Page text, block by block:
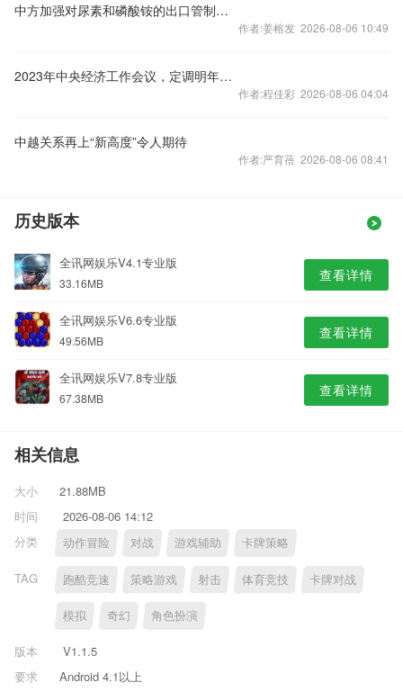
中方加强对尿素和磷酸铵的出口管制？外交部回应
作者:姜榕发 2026-08-06 10:49
2023年中央经济工作会议，定调明年经济工作
作者:程佳彩 2026-08-06 04:04
中越关系再上“新高度”令人期待
作者:严育蓓 2026-08-06 08:41
历史版本
全讯网娱乐V4.1专业版
33.16MB 查看详情
全讯网娱乐V6.6专业版
49.56MB 查看详情
全讯网娱乐V7.8专业版
67.38MB 查看详情
相关信息
大小
21.88MB
时间
2026-08-06 14:12
分类
动作冒险 对战 游戏辅助 卡牌策略
TAG 跑酷竞速 策略游戏 射击 体育竞技 卡牌对战
模拟 奇幻 角色扮演
版本
V1.1.5
要求
Android 4.1以上